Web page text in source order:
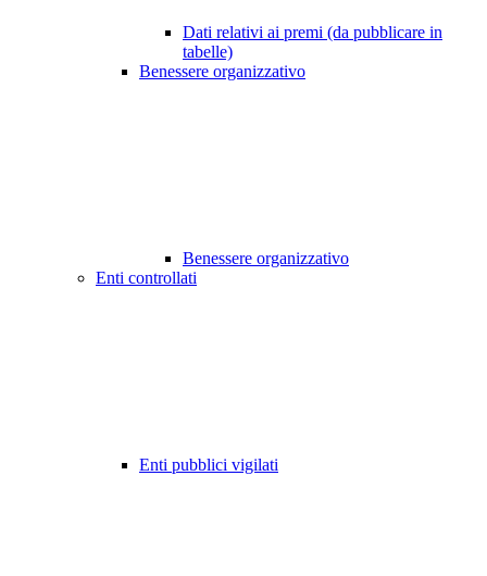
Dati relativi ai premi (da pubblicare in
tabelle)
Benessere organizzativo
Benessere organizzativo
Enti controllati
Enti pubblici vigilati